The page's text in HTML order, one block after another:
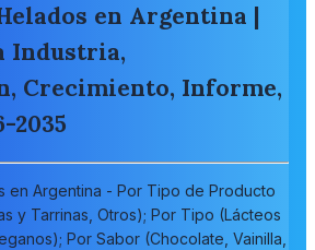
en Argentina |
Industria,
Crecimiento, Informe,
2035
en Argentina - Por Tipo de Producto
y Tarrinas, Otros); Por Tipo (Lácteos
Por Sabor (Chocolate, Vainilla,